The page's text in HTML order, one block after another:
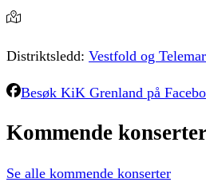
Distriktsledd: Vestfold og
Besøk KiK Grenland på
Kommende
Se alle kommende konserter